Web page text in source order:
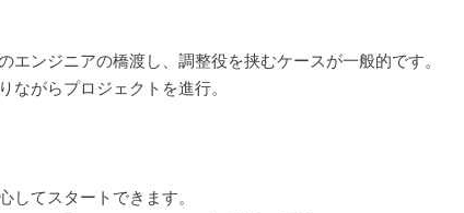
ンジニアの橋渡し、調整役を挟むケースが一般的です。
がらプロジェクトを進行。
してスタートできます。